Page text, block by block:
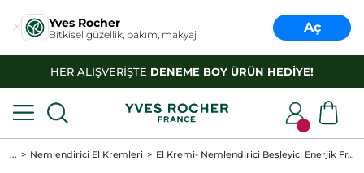
Yves Rocher
Bitkisel güzellik, bakım, makyaj Aç
HER ALIŞVERİŞTE DENEME BOY ÜRÜN HEDİYE!
... Nemlendirici El Kremleri El Kremi- Nemlendirici Besleyici Enerjik Frambuaz Nane - Vegan